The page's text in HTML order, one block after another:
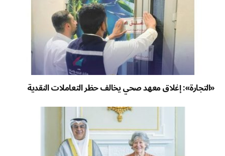
«التجارة»: إغلاق معهد صحي يخالف حظر التعاملات النقدية